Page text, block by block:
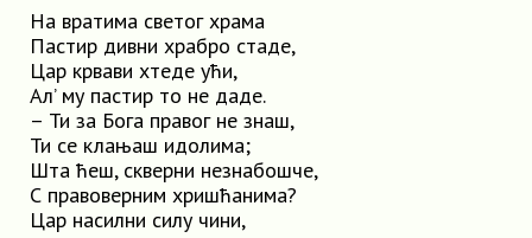
На вратима светог храма
Пастир дивни храбро стаде,
Цар крвави хтеде ући,
Ал’ му пастир то не даде.
– Ти за Бога правог не знаш,
Ти се клањаш идолима;
Шта ћеш, скверни незнабошче,
С правоверним хришћанима?
Цар насилни силу чини,